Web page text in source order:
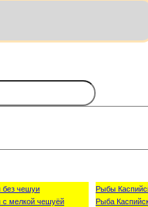
без чешуи
с мелкой чешуёй
Рыбы
Рыба